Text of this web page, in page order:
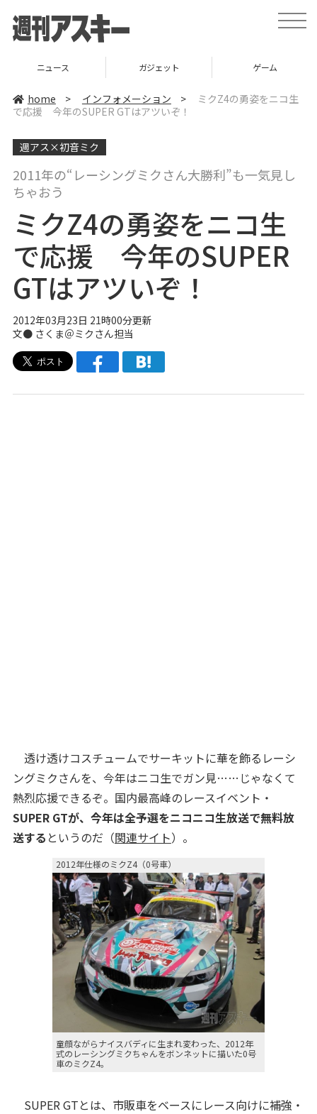
t
o
a
v
n
ニュース ガジェット ゲーム
home > インフォメーション >
ミクZ4の勇姿をニコ生
で応援 今年のSUPER GTはアツいぞ！
週アス×初音ミク
2011年の“レーシングミクさん大勝利”も一気見し
ちゃおう
ミクZ4の勇姿をニコ生
で応援 今年のSUPER
GTはアツいぞ！
2012年03月23日 21時00分更新
文● さくま＠ミクさん担当
透け透けコスチュームでサーキットに華を飾るレーシ
ングミクさんを、今年はニコ生でガン見……じゃなくて
熱烈応援できるぞ。国内最高峰のレースイベント・
SUPER GTが、今年は全予選をニコニコ生放送で無料放
送する というのだ（関連サイト）。
2012年仕様のミクZ4（0号車）
童顔ながらナイスバディに生まれ変わった、2012年
式のレーシングミクちゃんをボンネットに描いた0号
車のミクZ4。
SUPER GTとは、市販車をベースにレース向けに補強・